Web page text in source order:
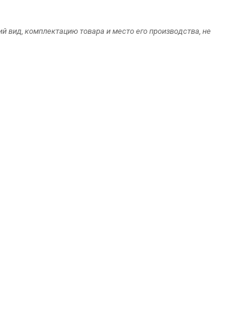
вид, комплектацию товара и место его производства, не